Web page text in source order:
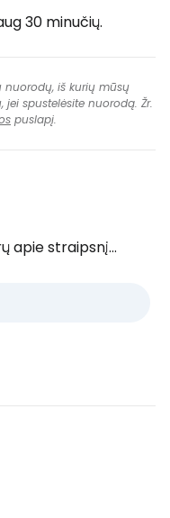
30 minučių.
nuorodų, iš kurių mūsų
spustelėsite nuorodą. Žr.
puslapį.
apie straipsnį...